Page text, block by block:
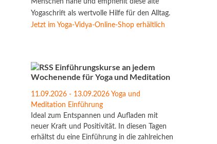
Menschen nahe und empfiehlt diese alte
Yogaschrift als wertvolle Hilfe für den Alltag.
Jetzt im Yoga-Vidya-Online-Shop erhältlich
Einführungskurse an jedem
Wochenende für Yoga und Meditation
11.09.2026 - 13.09.2026 Yoga und
Meditation Einführung
Ideal zum Entspannen und Aufladen mit
neuer Kraft und Positivität. In diesen Tagen
erhältst du eine Einführung in die zahlreichen